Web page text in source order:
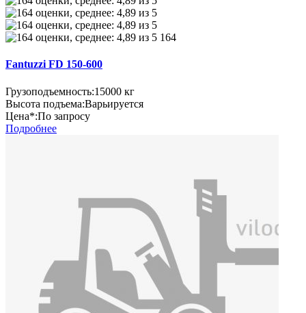
164
Fantuzzi FD 150-600
Грузоподъемность:15000 кг
Высота подъема:Варьируется
Цена*:По запросу
Подробнее